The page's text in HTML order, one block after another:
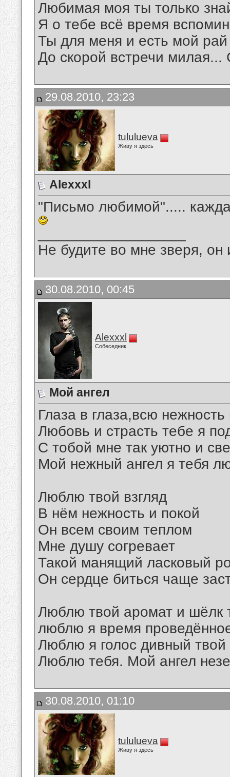
Любимая моя ты только
Я о тебе всё время
Ты для меня и есть мой рай
До скорой встречи милая...
29.08.2010, 23:23
tululueva
Живу я здесь
Alexxxl
"Письмо любимой".....
Не будите во мне зверя, он
30.08.2010, 00:45
Alexxxl
Собеседник
Мой ангел
Глаза в глаза,всю нежность
Любовь и страсть тебе я
С тобой мне так уютно и
Мой нежный ангел я тебя
Люблю твой взгляд
В нём нежность и покой
Он всем своим теплом
Мне душу согревает
Такой манящий ласковый
Он сердце биться чаще
Люблю твой аромат и шёлк
люблю я время
Люблю я голос дивный твой
Люблю тебя. Мой ангел
30.08.2010, 01:10
tululueva
Живу я здесь